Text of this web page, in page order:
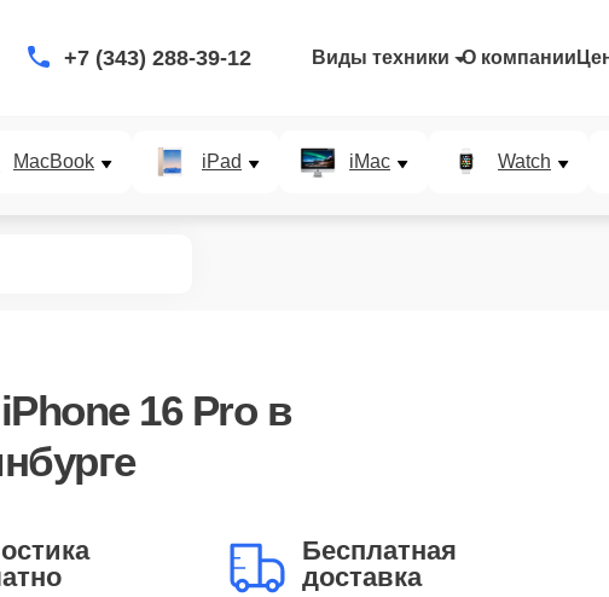
+7 (343) 288-39-12 Виды техники О компании
MacBook iPad iMac Watch
iPhone 16 Proв
Бесплатная
доставка